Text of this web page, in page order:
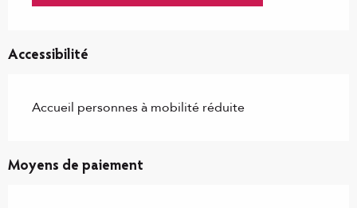
Accessibilité
Accueil personnes à mobilité réduite
Moyens de paiement